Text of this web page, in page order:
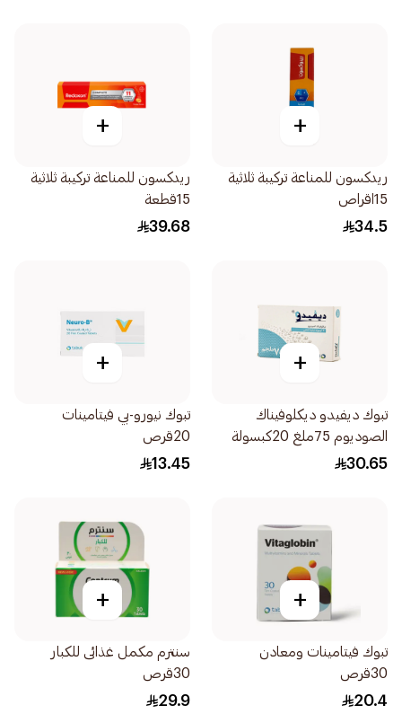
+
ريدكسون للمناعة تركيبة ثلاثية
15اقراص
34.5
+
ريدكسون للمناعة تركيبة ثلاثية
15قطعة
39.68
+
تبوك ديفيدو ديكلوفيناك
الصوديوم 75ملغ 20كبسولة
30.65
+
تبوك نيورو-بي فيتامينات
20قرص
13.45
+
تبوك فيتامينات ومعادن
30قرص
20.4
+
سنترم مكمل غذائى للكبار
30قرص
29.9